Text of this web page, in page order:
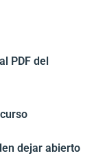
PDF del
dejar abierto